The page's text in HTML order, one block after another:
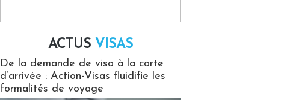
ACTUS VISAS
De la demande de visa à la carte
d’arrivée : Action-Visas fluidifie les
formalités de voyage